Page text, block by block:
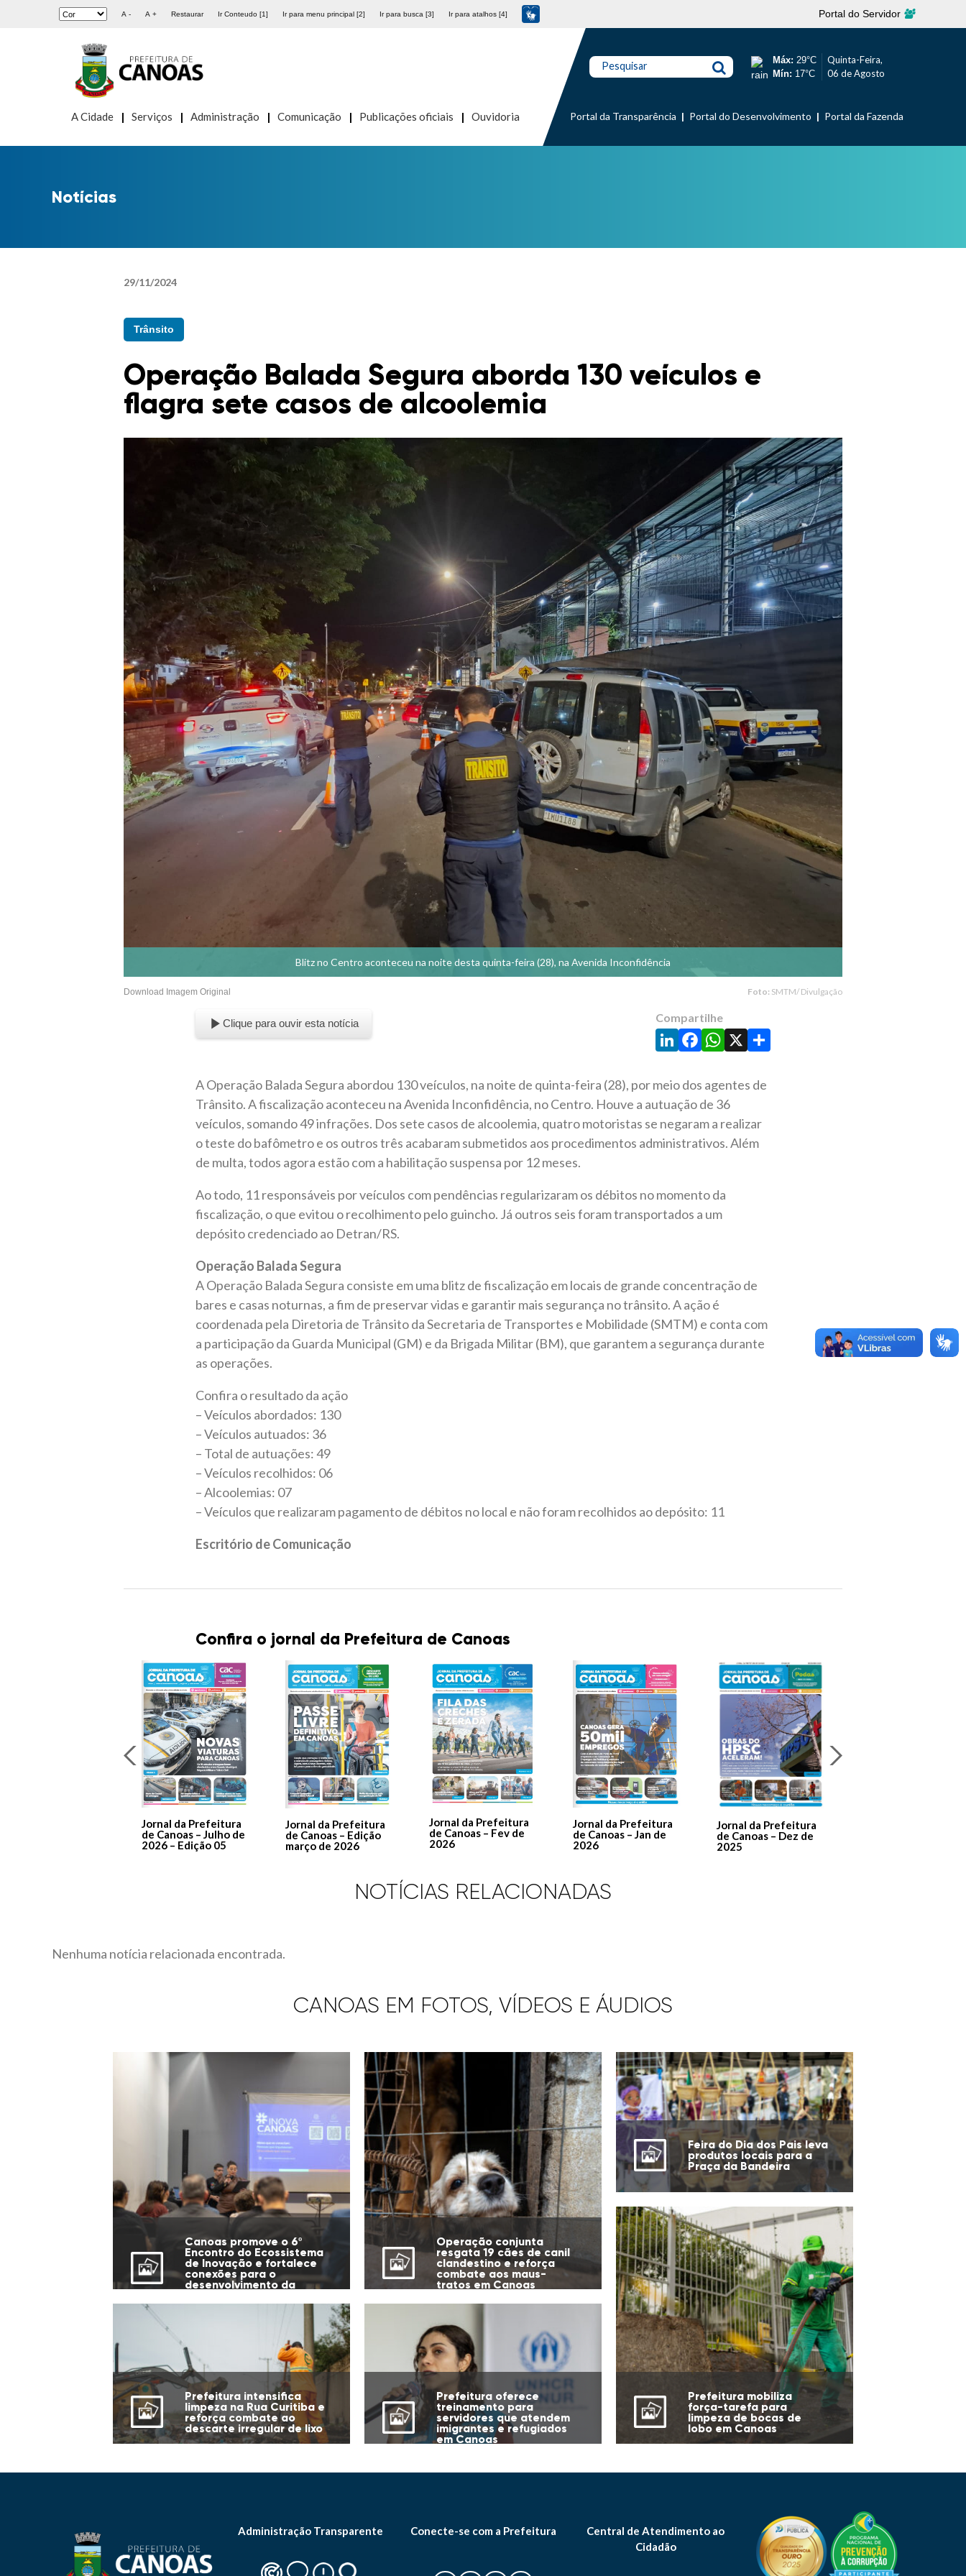
A - A + Restaurar Ir Conteudo [1] Ir para menu principal [2] Ir para busca [3] Ir para atalhos [4] Portal do Servidor
A Cidade Serviços Administração Comunicação Publicações oficiais Ouvidoria
Pesquisar Máx: 29°C
Mín: 17°C
Quinta-Feira,
06 de Agosto
Portal da Transparência Portal do Desenvolvimento Portal da Fazenda
Notícias
29/11/2024
Trânsito
Operação Balada Segura aborda 130 veículos e
flagra sete casos de alcoolemia
Blitz no Centro aconteceu na noite desta quinta-feira (28), na Avenida Inconfidência
Download Imagem Original Foto: SMTM/ Divulgação
Clique para ouvir esta notícia Compartilhe
LinkedIn
Facebook
WhatsApp
X Share
A Operação Balada Segura abordou 130 veículos, na noite de quinta-feira (28), por meio dos agentes de
Trânsito. A fiscalização aconteceu na Avenida Inconfidência, no Centro. Houve a autuação de 36
veículos, somando 49 infrações. Dos sete casos de alcoolemia, quatro motoristas se negaram a realizar
o teste do bafômetro e os outros três acabaram submetidos aos procedimentos administrativos. Além
de multa, todos agora estão com a habilitação suspensa por 12 meses.
Ao todo, 11 responsáveis por veículos com pendências regularizaram os débitos no momento da
fiscalização, o que evitou o recolhimento pelo guincho. Já outros seis foram transportados a um
depósito credenciado ao Detran/RS.
Operação Balada Segura
A Operação Balada Segura consiste em uma blitz de fiscalização em locais de grande concentração de
bares e casas noturnas, a fim de preservar vidas e garantir mais segurança no trânsito. A ação é
coordenada pela Diretoria de Trânsito da Secretaria de Transportes e Mobilidade (SMTM) e conta com
a participação da Guarda Municipal (GM) e da Brigada Militar (BM), que garantem a segurança durante
as operações.
Confira o resultado da ação
– Veículos abordados: 130
– Veículos autuados: 36
– Total de autuações: 49
– Veículos recolhidos: 06
– Alcoolemias: 07
– Veículos que realizaram pagamento de débitos no local e não foram recolhidos ao depósito: 11
Escritório de Comunicação
Confira o jornal da Prefeitura de Canoas
Jornal da Prefeitura
de Canoas – Julho de
2026 – Edição 05
Jornal da Prefeitura
de Canoas – Edição
março de 2026
Jornal da Prefeitura
de Canoas – Fev de
2026
Jornal da Prefeitura
de Canoas – Jan de
2026
Jornal da Prefeitura
de Canoas – Dez de
2025
NOTÍCIAS RELACIONADAS
Nenhuma notícia relacionada encontrada.
CANOAS EM FOTOS, VÍDEOS E ÁUDIOS
Canoas promove o 6º
Encontro do Ecossistema
de Inovação e fortalece
conexões para o
desenvolvimento da
Operação conjunta
resgata 19 cães de canil
clandestino e reforça
combate aos maus-
tratos em Canoas
Feira do Dia dos Pais leva
produtos locais para a
Praça da Bandeira
Prefeitura intensifica
limpeza na Rua Curitiba e
reforça combate ao
descarte irregular de lixo
Prefeitura oferece
treinamento para
servidores que atendem
imigrantes e refugiados
em Canoas
Prefeitura mobiliza
força-tarefa para
limpeza de bocas de
lobo em Canoas
Administração Transparente Conecte-se com a Prefeitura
Central de Atendimento ao
Cidadão